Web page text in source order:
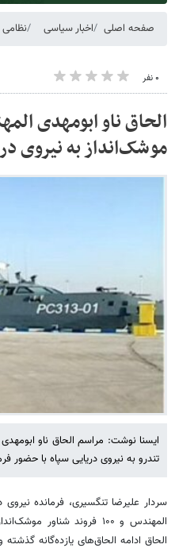
صفحه اصلی اخبار سیاسی نظامی
۰ نفر
موشک‌انداز به نیروی
تندرو به نیروی دریایی سپاه با حضور
سردار علیرضا تنگسیری، فرمانده
المهندس و ۱۰۰ فروند
الحاق ادامه الحاق‌های یازده‌گانه